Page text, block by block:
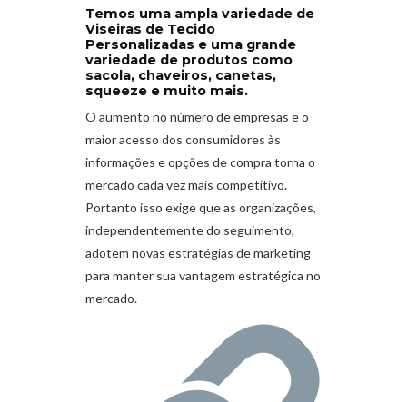
Temos uma ampla variedade de
Viseiras de Tecido
Personalizadas e uma grande
variedade de produtos como
sacola, chaveiros, canetas,
squeeze e muito mais.
O aumento no número de empresas e o
maior acesso dos consumidores às
informações e opções de compra torna o
mercado cada vez mais competitivo.
Portanto isso exige que as organizações,
independentemente do seguimento,
adotem novas estratégias de marketing
para manter sua vantagem estratégica no
mercado.